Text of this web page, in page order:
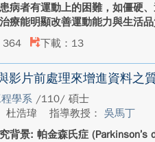
病者有運動上的困難，如僵硬
療能明顯改善運動能力與生活
364
下載：13
影片前處理來增進資料之
學系 /110/ 碩士
杜浩瑋
指導教授： 吳馬丁
背景: 帕金森氏症